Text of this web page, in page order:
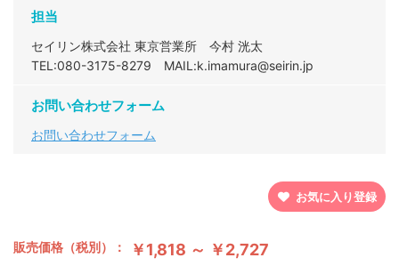
担当
セイリン株式会社 東京営業所 今村 洸太
TEL:080-3175-8279 MAIL:k.imamura@seirin.jp
お問い合わせフォーム
お問い合わせフォーム
お気に入り登録
販売価格（税別）： ￥1,818 ～ ￥2,727